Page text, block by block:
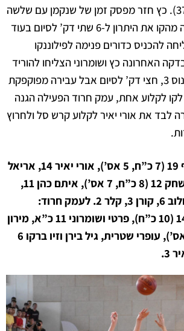
ההכרעה (64:71, 37). כץ חזר מפסק זמן של שנקמן עם שלשה
חשובה. שרף העלה מהקו את היתרון ל-6 שתי דק’ לסיום בעוד
להכניס כדורים פנימה לפילוננקו
האחרונה כץ ושומרוני הצליחו להוריד
את הפיגור עד למינוס 3, חצי דק’ לסיום אבל עבירה מפוקפקת
לקלוע אחת, עמק חרוד הפעילה הגנה
לבד את אורי יאיר לקלוע קרש סל ולחרוץ
לרמות ים: בן שרף 19 (7 כ”ח, 5 אס’), אורי יאיר 14, אריאל
סלע המצטיין במשחק 12 (8 כ”ח, 7 אס’), איתם כהן 11,
לעמק חרוד:
מקסים פילוננקו 14 (10 כ”ח), פרטי ושומרוני 11 כ”א, מירון
כץ 10 (7 כ”ח, 7 אס’), עופרי שטרית, גיל בירן וזיו ברקו 6
3.